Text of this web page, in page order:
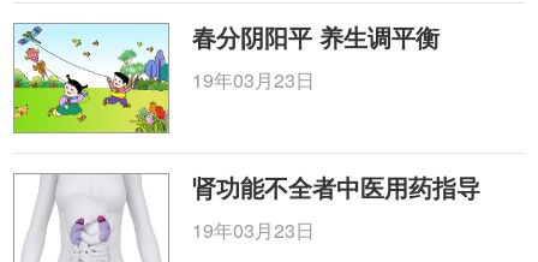
春分阴阳平 养生调平衡
19年03月23日
肾功能不全者中医用药指导
19年03月23日